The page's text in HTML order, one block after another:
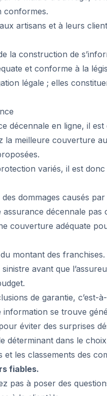
conformes.
artisans et à leurs
la construction de
et conforme à la
légale ; elles
décennale en ligne, il est
meilleure couverture
variés, il est
dommages causés
décennale
couverture adéquate
montant des
avant que
de garantie, c’est-
se trouve
éviter des surprises
dans le choix
les classements des
fiables.
pas à poser des